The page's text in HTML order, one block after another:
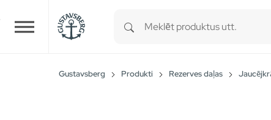
Skip to main content
Gustavsberg Produkti Rezerves daļas